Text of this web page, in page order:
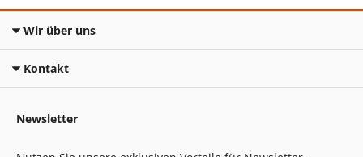
Wir über uns
Kontakt
Newsletter